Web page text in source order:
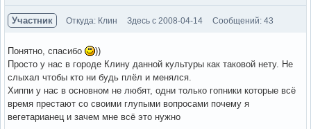
Участник Откуда: Клин Здесь с 2008-04-14 Сообщений: 43
Понятно, спасибо
))
Просто у нас в городе Клину данной культуры как таковой нету. Не
слыхал чтобы кто ни будь плёл и менялся.
Хиппи у нас в основном не любят, одни только гопники которые всё
время престают со своими глупыми вопросами почему я
вегетарианец и зачем мне всё это нужно